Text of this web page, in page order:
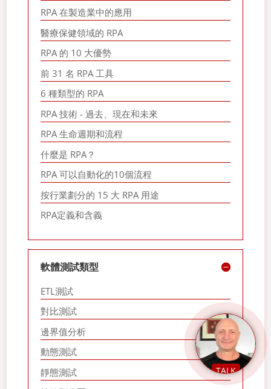
RPA 在製造業中的應用
醫療保健領域的 RPA
RPA 的 10 大優勢
前 31 名 RPA 工具
6 種類型的 RPA
RPA 技術 - 過去、現在和未來
RPA 生命週期和流程
什麼是 RPA？
RPA 可以自動化的10個流程
按行業劃分的 15 大 RPA 用途
RPA定義和含義
軟體測試類型
ETL測試
對比測試
邊界值分析
動態測試
靜態測試
TALK